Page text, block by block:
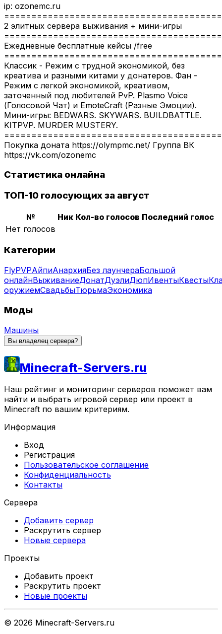
ip: ozonemc.ru
2 элитных сервера выживания + мини-игры
Ежедневные бесплатные кейсы /free
Классик - Режим с трудной экономикой, без
креатива и разными китами у донатеров. Фан -
Режим с легкой экономикой, креативом,
заточенный под любителей PvP. Plasmo Voice
(Голосовой Чат) и EmoteCraft (Разные Эмоции).
Мини-игры: BEDWARS. SKYWARS. BUILDBATTLE.
KITPVP. MURDER MUSTERY.
Покупка доната https://olympmc.net/ Группа ВК
https://vk.com/ozonemc
Статистика онлайна
ТОП-10 голосующих за август
№ Ник Кол-во голосов Последний голос
Нет голосов
Категории
FlyPVPАйпиАнархияБез лаунчераБольшой
онлайнВыживаниеДонатДуэлиДюпИвентыКвесты
оружиемСвадьбыТюрьмаЭкономика
Моды
Машины
Вы владелец сервера?
Minecraft-Servers.ru
Наш рейтинг и мониторинг серверов поможет вам
найти и выбрать игровой сервер или проект в
Minecraft по вашим критериям.
Информация
Вход
Регистрация
Пользовательское соглашение
Конфиденциальность
Контакты
Сервера
Добавить сервер
Раскрутить сервер
Новые сервера
Проекты
Добавить проект
Раскрутить проект
Новые проекты
© 2026 Minecraft-Servers.ru